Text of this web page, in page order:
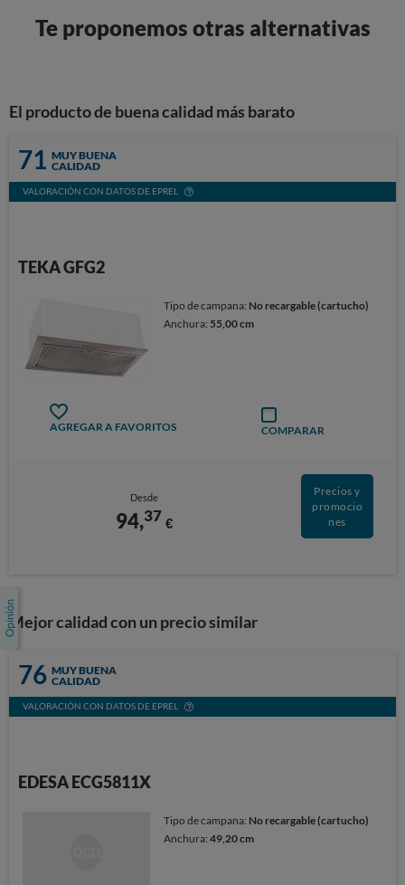
Te proponemos otras alternativas
El producto de buena calidad más barato
71 MUY BUENA
CALIDAD
VALORACIÓN CON DATOS DE EPREL
TEKA GFG2
Tipo de campana: No recargable (cartucho)
Anchura: 55,00 cm
AGREGAR A FAVORITOS COMPARAR
Desde
94,37 €
Precios y
promocio
nes
Mejor calidad con un precio similar
76 MUY BUENA
CALIDAD
VALORACIÓN CON DATOS DE EPREL
EDESA ECG5811X
Tipo de campana: No recargable (cartucho)
Anchura:49,20 cm